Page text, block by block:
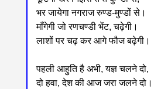
भर जायेगा नगराज रुण्ड-मुण्डों से।
माँगेगी जो रणचण्डी भेंट, चढ़ेगी।
लाशों पर चढ़ कर आगे फौज बढ़ेगी।
पहली आहुति है अभी, यज्ञ चलने दो,
दो हवा, देश की आज जरा जलने दो।